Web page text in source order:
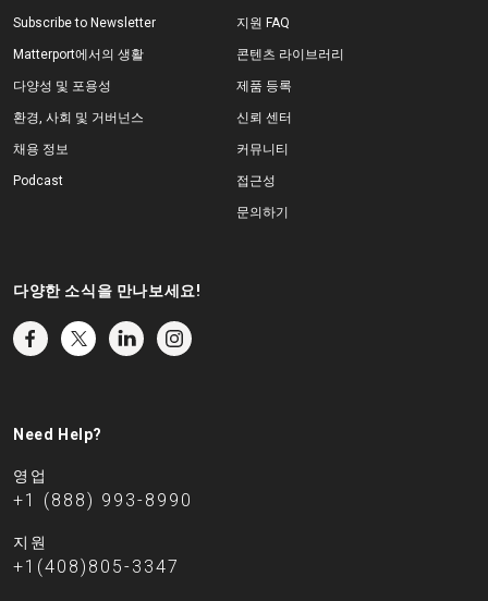
Subscribe to Newsletter
Matterport에서의 생활
다양성 및 포용성
환경, 사회 및 거버넌스
채용 정보
Podcast
지원 FAQ
콘텐츠 라이브러리
제품 등록
신뢰 센터
커뮤니티
접근성
문의하기
다양한 소식을 만나보세요!
Need Help?
영업
+1 (888) 993-8990
지원
+1(408)805-3347